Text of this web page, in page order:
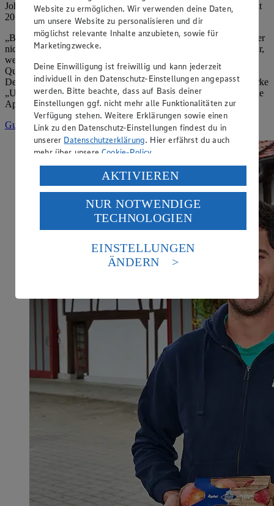
Johannes von Bodman bewirtschaften die Tafel-Obstplantagen seit
2018 nach strengen Demeter-Richtlinien.
„Bei Bio-Äpfeln reizt mich der langfristige Ansatz. Wir denken hier
nicht pro Saison, sondern in Zeiträumen von 100 Jahren. Denn nur,
wenn der ökologische Rahmen passt, gedeiht Tafelobst in dieser
Qualität“, erklärt Geschäftsführer Johannes von Bodman. Die
Demeter-Äpfel des Obstbaubetriebs gibt es unter der Regionalmarke
„Unsere Heimat – echt & gut“ in vielen EDEKA-Märkten. Wie die
Apfelernte auf dem Gut abläuft, erfährst Du hier:
Gut Bodman – erlesene Äpfel in Demeter-Qualität
Website zu ermöglichen. Wir verwenden deine Daten,
um unsere Website zu personalisieren und dir
möglichst relevante Inhalte anzubieten, sowie für
Marketingzwecke.
Deine Einwilligung ist freiwillig und kann jederzeit
individuell in den Datenschutz-Einstellungen angepasst
werden. Bitte beachte, dass auf Basis deiner
Einstellungen ggf. nicht mehr alle Funktionalitäten zur
Verfügung stehen. Weitere Erklärungen sowie einen
Link zu den Datenschutz-Einstellungen findest du in
unserer Datenschutzerklärung. Hier erfährst du auch
mehr über unsereCookie-Policy.
Verarbeitung deiner personenbezogenen Daten in den
USA durch Facebook und YouTube:
Wenn du auf „Aktivieren“ klickst, willigst du im Sinne
des Art. 49 Abs. 1 Satz 1 lit. a) DSGVO ein, dass deine
Daten in den USA verarbeitet werden. Der EuGH sieht
die USA als Land mit einem nach europäischen
Standards nicht angemessenen Datenschutzniveau an.
Es besteht das Risiko eines Zugriffs durch US-
Informationen zum Herausgeber der Seite findest du
Impressum
AKTIVIEREN
NUR NOTWENDIGE
TECHNOLOGIEN
EINSTELLUNGEN
ÄNDERN